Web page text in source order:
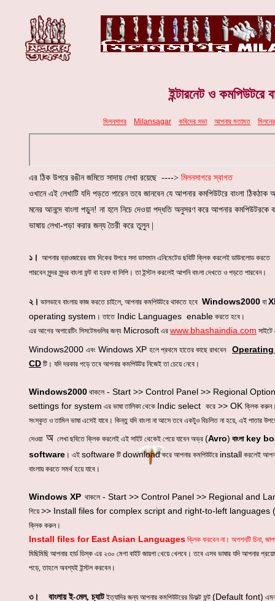
ইন্টারনেট ও কমপিউটরে
মিলনসাগর Milansagar কবিদের সভা আপনার মতামত
এর ঠিক উপরে রঙীন জমিতে সাদায় লেখা রয়েছে ----> মিলনসাগরে স্বাগত
ওখানে এই লেখাটি যদি পড়তে পারেন তবে জানবেন যে আপনার কমপিউটরে বাংলা ঠিকঠাক
মনের আনন্দে বাংলা পড়ুন! না হলে নিচে দেওয়া পদ্ধতি অনুসরণ করে আপনার কমপিউটরকে
ভাষায় লেখা-পড়া করার জন্য তৈরী করে তুলুন |
১। আপনার ব্রাওজারের বাম দিকের উপরে সদা ভাসমান এনিমেটেড ছবিটি ক্লিক করলেই ডাউনলোড করতে
পারবেন সুন্দর সুন্দর বাংলা ফন্ট বা হরফ বা লিপি। তা ইন্স্টল করলেই আপনি বাংলা দেখতে ও পড়তে পারবেন।
২। ভালভাবে বাংলায় কাজ করতে চাইলে, আপনার কমপিউটরে থাকতে হবে Windows2000 বা
operating system । তাতেIndic Languages enable করতে হবে।
এর আগের অপারেটিং সিসটেমগুলির জন্যMicrosoft এর www.bhashaindia.com
Windows2000 এবং Windows XP হলে প্রথমে হাতের কাছে রাখবেন
CD টি। যদি দরকার পড়ে তবে আপনার কমপিউটর নিজেই তা চেয়ে নেবে।
Windows2000 থাকলে - Start >> Control Panel >> Regional
settings for system এর ভাষা তালিকা থেকে Indic select করে >> OK ক্লিক করুন।
সংস্কৃত ও তামিল ভাষা এসেই যাবে। কিন্তু যদি বাংলা না আসে তবে একটুও বিচলিত না হয়ে, এই পাতার
দেওয়া অ লেখা ছবিতে ক্লিক করলেই এই সাইট থেকেই পেয়ে যাবেন অভ্র (Avro) বাংলাkey
software । এই software টি downloadকরে আপনার কমপিউটরে install করলেই
বাংলায় করতে সমর্থ হয়ে যাবে।
Windows XP থাকলে - Start >> Control Panel >> Regional and
গিয়ে>> Install files for complex script and right-to-left languages
ক্লিক করুন।
Install files for East Asian Languages ক্লিক করবেন না। অপশনটি চিনা,
মিছিমিছি আপনার হার্ড ডিস্ক এর ২৩০ মেগা বাইট জায়গা খেয়ে খেলবে। তবে এসব ভাষার যদি আপনার
পড়ে, তাহলে অবশ্যই ইন্স্টল করবেন।
৩। বাংলায় ই-মেল, চ্যাটইত্যাদির জন্য আপনার কমপিউটরের ডিফল্ট ফন্ট (Default font)